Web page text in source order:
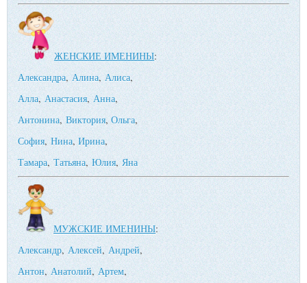
ЖЕНСКИЕ ИМЕНИНЫ:
Александра,Алина,Алиса,
Алла,Анастасия,Анна,
Антонина,Виктория, Ольга,
София,Нина, Ирина,
Тамара,Татьяна,Юлия,Яна
МУЖСКИЕ ИМЕНИНЫ:
Александр, Алексей,Андрей,
Антон,Анатолий,Артем,